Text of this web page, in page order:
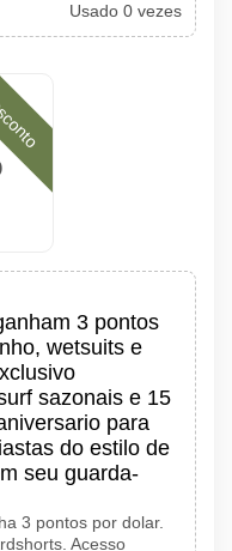
Usado 0 vezes
3 pontos
wetsuits e
sazonais e 15
para
do estilo de
seu guarda-
3 pontos por dolar.
Acesso